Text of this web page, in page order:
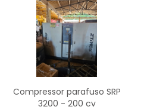
Compressor parafuso SRP
3200 - 200 cv